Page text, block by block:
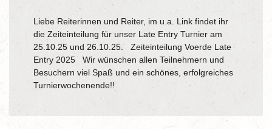
Liebe Reiterinnen und Reiter, im u.a. Link findet ihr
die Zeiteinteilung für unser Late Entry Turnier am
25.10.25 und 26.10.25. Zeiteinteilung Voerde Late
Entry 2025 Wir wünschen allen Teilnehmern und
Besuchern viel Spaß und ein schönes, erfolgreiches
Turnierwochenende!!